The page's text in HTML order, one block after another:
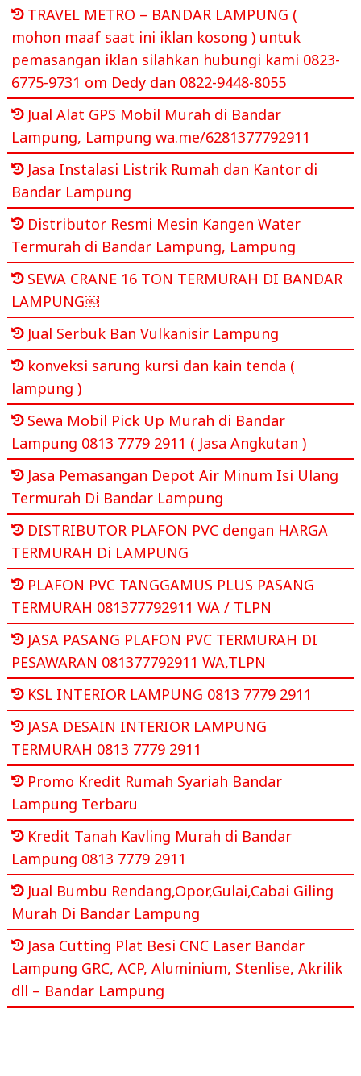
TRAVEL METRO – BANDAR LAMPUNG (
mohon maaf saat ini iklan kosong ) untuk
pemasangan iklan silahkan hubungi kami 0823-
6775-9731 om Dedy dan 0822-9448-8055
Jual Alat GPS Mobil Murah di Bandar
Lampung, Lampung wa.me/6281377792911
Jasa Instalasi Listrik Rumah dan Kantor di
Bandar Lampung
Distributor Resmi Mesin Kangen Water
Termurah di Bandar Lampung, Lampung
SEWA CRANE 16 TON TERMURAH DI BANDAR
LAMPUNG￼
Jual Serbuk Ban Vulkanisir Lampung
konveksi sarung kursi dan kain tenda (
lampung )
Sewa Mobil Pick Up Murah di Bandar
Lampung 0813 7779 2911 ( Jasa Angkutan )
Jasa Pemasangan Depot Air Minum Isi Ulang
Termurah Di Bandar Lampung
DISTRIBUTOR PLAFON PVC dengan HARGA
TERMURAH Di LAMPUNG
PLAFON PVC TANGGAMUS PLUS PASANG
TERMURAH 081377792911 WA / TLPN
JASA PASANG PLAFON PVC TERMURAH DI
PESAWARAN 081377792911 WA,TLPN
KSL INTERIOR LAMPUNG 0813 7779 2911
JASA DESAIN INTERIOR LAMPUNG
TERMURAH 0813 7779 2911
Promo Kredit Rumah Syariah Bandar
Lampung Terbaru
Kredit Tanah Kavling Murah di Bandar
Lampung 0813 7779 2911
Jual Bumbu Rendang,Opor,Gulai,Cabai Giling
Murah Di Bandar Lampung
Jasa Cutting Plat Besi CNC Laser Bandar
Lampung GRC, ACP, Aluminium, Stenlise, Akrilik
dll – Bandar Lampung